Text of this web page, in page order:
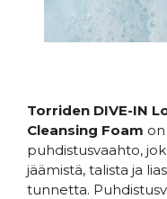
Torriden DIVE-IN
Cleansing Foam
puhdistusvaahto,
jäämistä, talista ja
tunnetta.